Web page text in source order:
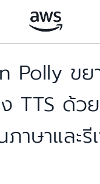
Polly ขย
TTS ด้ว
าษาและรี